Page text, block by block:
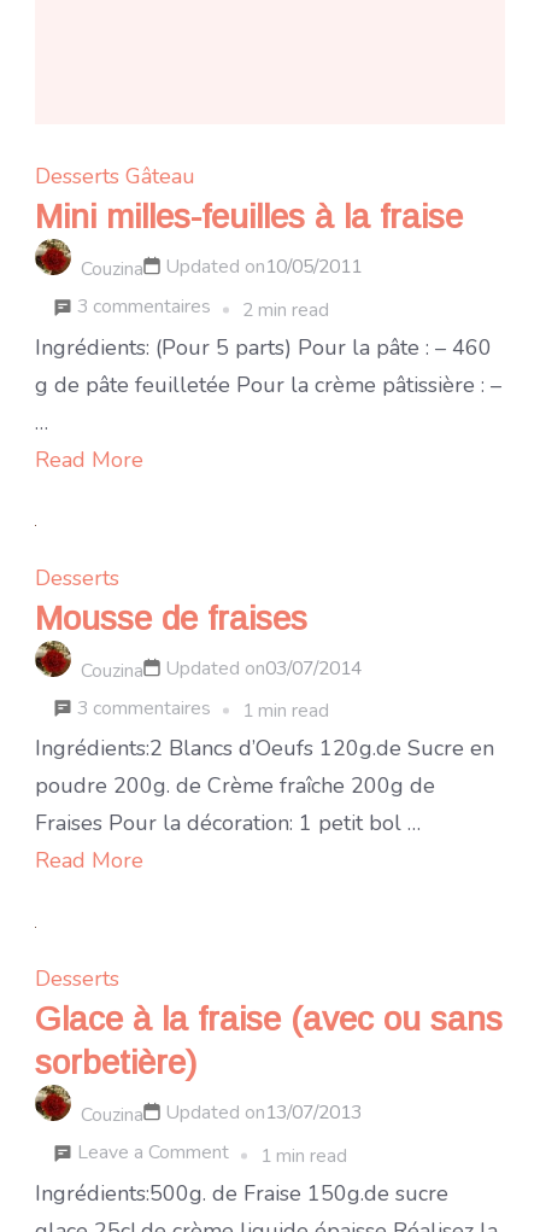
Desserts Gâteau
Mini milles-feuilles à la fraise
Couzina Updated on10/05/2011
3 commentaires sur
Mini
milles-
2 min read
Ingrédients: (Pour 5 parts) Pour la pâte : – 460
g de pâte feuilletée Pour la crème pâtissière : –
…
Read More
Desserts
Mousse de fraises
Couzina Updated on03/07/2014
3 commentaires sur
Mousse
de
fraises
1 min read
Ingrédients:2 Blancs d’Oeufs 120g.de Sucre en
poudre 200g. de Crème fraîche 200g de
Fraises Pour la décoration: 1 petit bol …
Read More
Desserts
Glace à la fraise (avec ou sans
sorbetière)
Couzina Updated on13/07/2013
Leave a Commenton
Glace
à
1 min read
Ingrédients:500g. de Fraise 150g.de sucre